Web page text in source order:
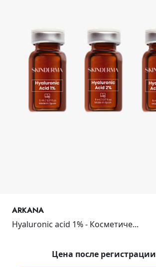
ARKANA
Hyaluronic acid 1% - Косметиче...
Цена после регистрации